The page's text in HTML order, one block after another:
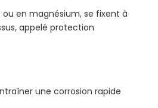
en magnésium, se fixent à
appelé protection
une corrosion rapide